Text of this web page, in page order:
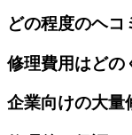
どの程度のヘコ
修理費用はどの
企業向けの大量